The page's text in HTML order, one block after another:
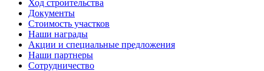
Ход строительства
Документы
Стоимость участков
Наши награды
Акции и специальные предложения
Наши партнеры
Сотрудничество